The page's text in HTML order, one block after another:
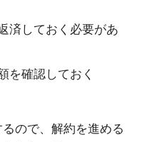
済しておく必要があ
を確認しておく
ので、解約を進める